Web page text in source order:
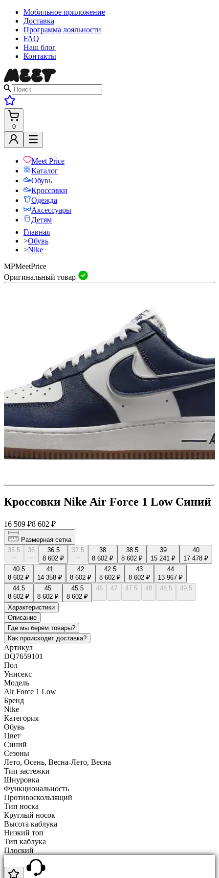
Мобильное приложение
Доставка
Программа лояльности
FAQ
Наш блог
Контакты
0
Meet Price
Каталог
Обувь
Кроссовки
Одежда
Аксессуары
Детям
Главная
>Обувь
>Nike
MPMeetPrice
Оригинальный товар
Кроссовки Nike Air Force 1 Low Синий
16 509 ₽8 602 ₽
Размерная сетка
35.5
--
36
--
36.5
8 602 ₽
37.5
--
38
8 602 ₽
38.5
8 602 ₽
39
15 241 ₽
40
17 478 ₽
40.5
8 602 ₽
41
14 358 ₽
42
8 602 ₽
42.5
8 602 ₽
43
8 602 ₽
44
13 967 ₽
44.5
8 602 ₽
45
8 602 ₽
45.5
8 602 ₽
46
--
47
--
47.5
--
48
--
48.5
--
49.5
--
Характеристики
Описание
Где мы берем товары?
Как происходит доставка?
Артикул
DQ7659101
Пол
Унисекс
Модель
Air Force 1 Low
Бренд
Nike
Категория
Обувь
Цвет
Синий
Сезоны
Лето, Осень, Весна-Лето, Весна
Тип застежки
Шнуровка
Функциональность
Противоскользящий
Тип носка
Круглый носок
Высота каблука
Низкий топ
Тип каблука
Плоский